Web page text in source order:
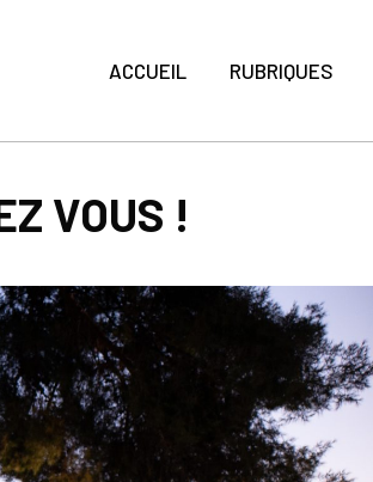
ACCUEIL RUBRIQUES
VOUS !